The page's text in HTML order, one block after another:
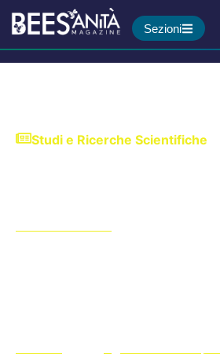
Sezioni
Studi e Ricerche Scientifiche